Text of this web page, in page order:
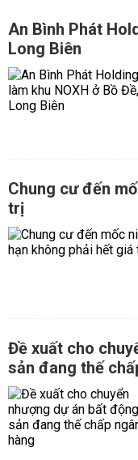
An Bình Phát
Long Biên
Chung cư đến
trị
Đề xuất cho
sản đang thế